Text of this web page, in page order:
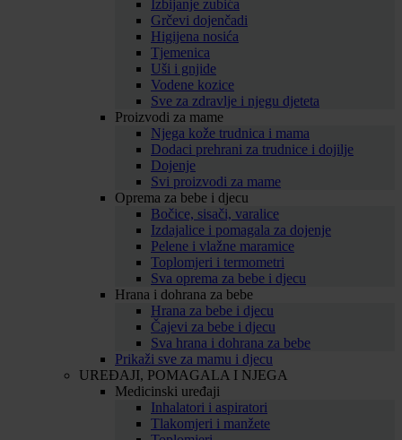
Izbijanje zubića
Grčevi dojenčadi
Higijena nosića
Tjemenica
Uši i gnjide
Vodene kozice
Sve za zdravlje i njegu djeteta
Proizvodi za mame
Njega kože trudnica i mama
Dodaci prehrani za trudnice i dojilje
Dojenje
Svi proizvodi za mame
Oprema za bebe i djecu
Bočice, sisači, varalice
Izdajalice i pomagala za dojenje
Pelene i vlažne maramice
Toplomjeri i termometri
Sva oprema za bebe i djecu
Hrana i dohrana za bebe
Hrana za bebe i djecu
Čajevi za bebe i djecu
Sva hrana i dohrana za bebe
Prikaži sve za mamu i djecu
UREĐAJI, POMAGALA I NJEGA
Medicinski uređaji
Inhalatori i aspiratori
Tlakomjeri i manžete